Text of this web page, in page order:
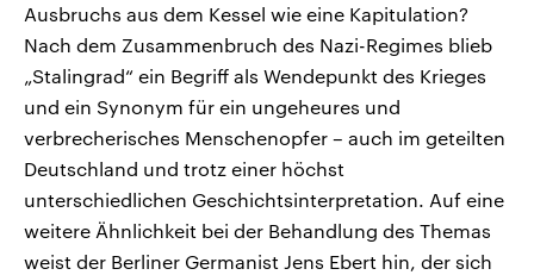
Ausbruchs aus dem Kessel wie eine Kapitulation?
Nach dem Zusammenbruch des Nazi-Regimes blieb
„Stalingrad“ ein Begriff als Wendepunkt des Krieges
und ein Synonym für ein ungeheures und
verbrecherisches Menschenopfer – auch im geteilten
Deutschland und trotz einer höchst
unterschiedlichen Geschichtsinterpretation. Auf eine
weitere Ähnlichkeit bei der Behandlung des Themas
weist der Berliner Germanist Jens Ebert hin, der sich